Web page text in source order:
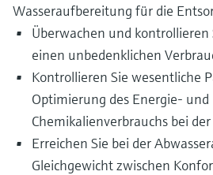
Wasseraufbereitung für die
Überwachen und
einen unbedenklichen
Kontrollieren Sie wesentliche
Optimierung des Energie- und
Chemikalienverbrauchs bei
Erreichen Sie bei der
Gleichgewicht zwischen